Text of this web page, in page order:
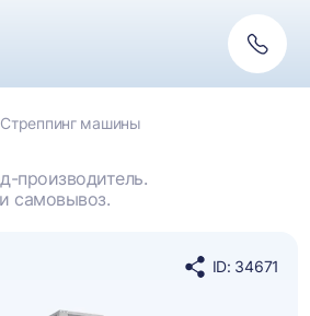
связь
Стреппинг машины
производитель.
самовывоз.
ID: 34671